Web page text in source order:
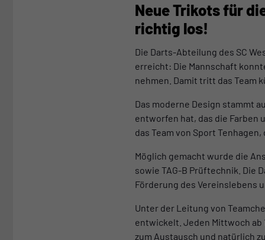
Neue Trikots für
richtig los!
Die Darts-Abteilung des SC
erreicht: Die Mannschaft
nehmen. Damit tritt das Team
Das moderne Design stammt
entworfen hat, das die
das Team von Sport
Möglich gemacht wurde die
sowie TAG-B Prüftechnik. Die
Förderung des Vereinslebens
Unter der Leitung von
entwickelt. Jeden Mittwoch ab
zum Austausch und natürlich